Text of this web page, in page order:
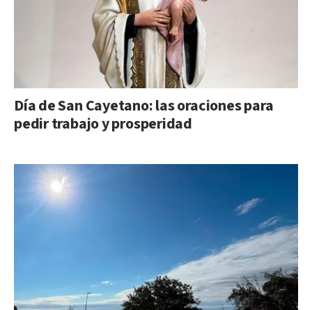
Día de San Cayetano: las oraciones para
pedir trabajo y prosperidad